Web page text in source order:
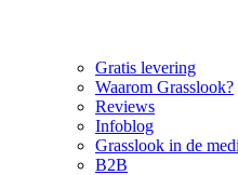
Gratis levering
Waarom Grasslook?
Reviews
Infoblog
Grasslook in de
B2B